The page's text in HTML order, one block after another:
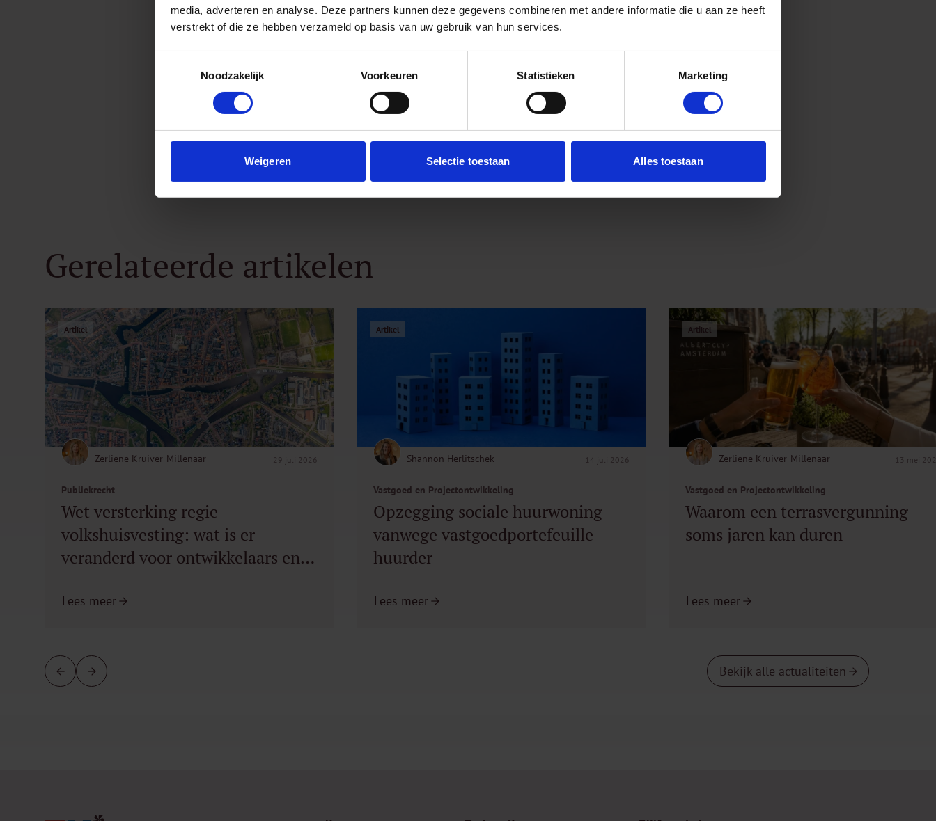
media, adverteren en analyse. Deze partners kunnen deze gegevens combineren met andere informatie die u aan ze heeft
verstrekt of die ze hebben verzameld op basis van uw gebruik van hun services.
Noodzakelijk
Voorkeuren Statistieken Marketing
Weigeren Selectie toestaan Alles toestaan
Deel via e-mail
Deel via LinkedIn
Deel via WhatsApp
Zerliene Kruiver-Millenaar
Advocaat
kruiver@tk.nl
+31 614358818
Connect op LinkedIn
Gerelateerde artikelen
Artikel
Zerliene Kruiver-Millenaar 29 juli 2026
Publiekrecht
Wet versterking regie
volkshuisvesting: wat is er
veranderd voor ontwikkelaars en
Lees meer
Artikel
Shannon Herlitschek 14 juli 2026
Vastgoed en Projectontwikkeling
Opzegging sociale huurwoning
vanwege vastgoedportefeuille
huurder
Lees meer
Artikel
Zerliene Kruiver-Millenaar 13 mei
Vastgoed en Projectontwikkeling
Waarom een terrasvergunning
soms jaren kan duren
Lees meer
Bekijk alle actualiteiten